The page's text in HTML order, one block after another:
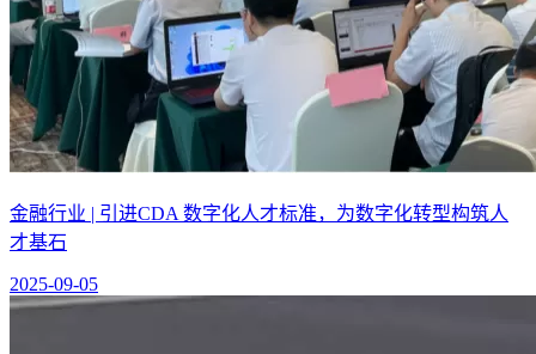
金融行业 | 引进CDA 数字化人才标准，为数字化转型构筑人
才基石
2025-09-05